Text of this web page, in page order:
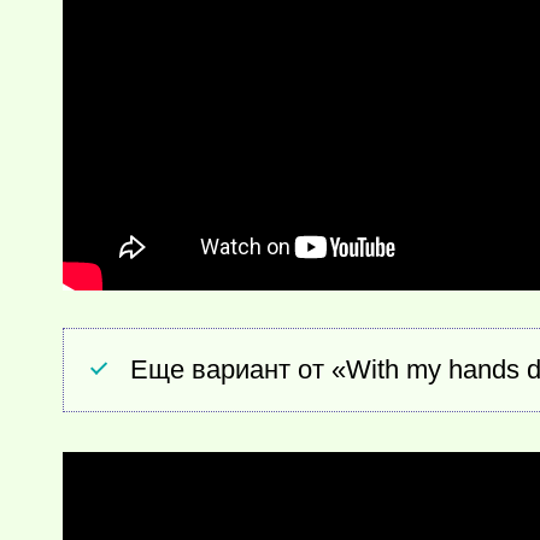
Еще вариант от «With my hands